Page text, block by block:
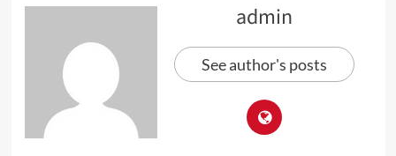
admin
See author's posts